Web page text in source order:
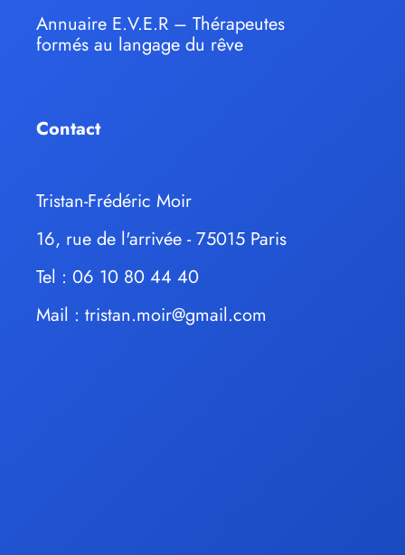
Annuaire E.V.E.R – Thérapeutes
formés au langage du rêve
Contact
Tristan-Frédéric Moir
16, rue de l'arrivée - 75015 Paris
Tel : 06 10 80 44 40
Mail : tristan.moir@gmail.com